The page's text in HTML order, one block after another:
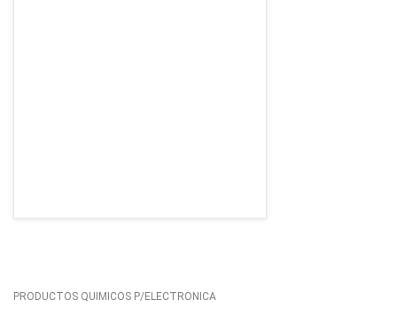
PRODUCTOS QUIMICOS P/ELECTRONICA